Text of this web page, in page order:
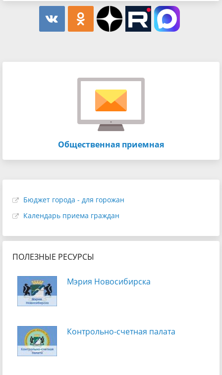
Общественная приемная
Бюджет города - для горожан
Календарь приема граждан
ПОЛЕЗНЫЕ РЕСУРСЫ
Мэрия Новосибирска
Контрольно-счетная палата